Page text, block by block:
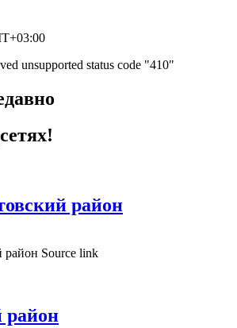
unsupported status code "410"
район
район Source link
район